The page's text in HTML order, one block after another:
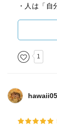
・人は「
は、他人
って、自分
・自分の意
生を変える
るような習
1